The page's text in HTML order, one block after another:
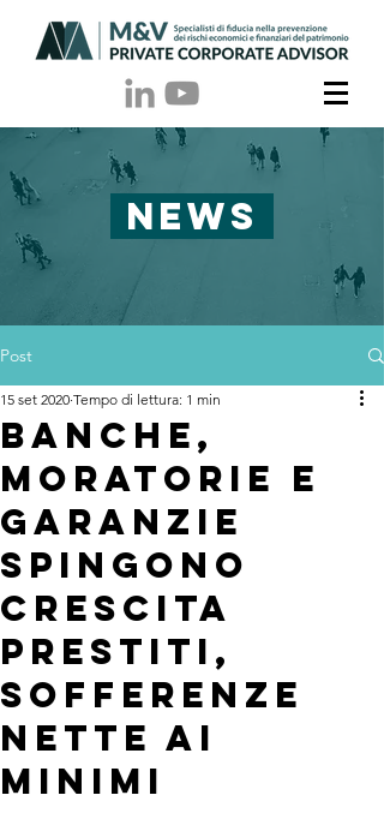
NEWS
Post
Banche,
moratorie e
garanzie
spingono
crescita
prestiti,
sofferenze
nette ai
minimi
15 set 2020 Tempo di lettura: 1 min